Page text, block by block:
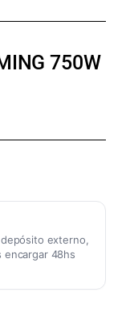
750W
externo,
encargar 48hs